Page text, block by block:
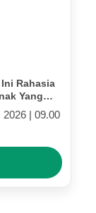
Rahasia
Yang
| 09.00